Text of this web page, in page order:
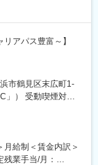
きます。過去の代
開発ですが、茶系
ィアを創り出すこ
年実績）
だきます＞
な戦術的技術を創
形化し、良質化を
アパス豊富～】
学会発表、助成金
ンスベースで商品
確に社内外に発信
市鶴見区末広町1-
」） 受動喫煙対
定める事業所
給制＜賃金内訳＞
業手当/月：